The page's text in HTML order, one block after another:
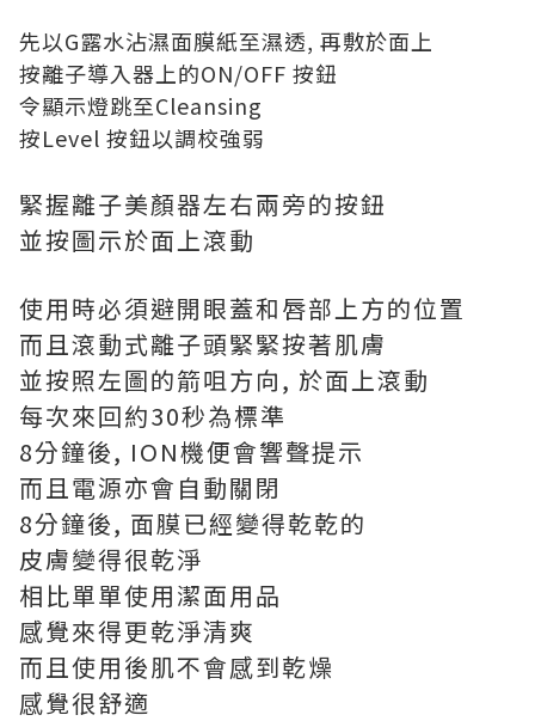
先以G露水沾濕面膜紙至濕透, 再敷於面上
按離子導入器上的ON/OFF 按鈕
令顯示燈跳至Cleansing
按Level 按鈕以調校強弱
緊握離子美顏器左右兩旁的按鈕
並按圖示於面上滾動
使用時必須避開眼蓋和唇部上方的位置
而且滾動式離子頭緊緊按著肌膚
並按照左圖的箭咀方向, 於面上滾動
每次來回約30秒為標準
8分鐘後, ION機便會響聲提示
而且電源亦會自動關閉
8分鐘後, 面膜已經變得乾乾的
皮膚變得很乾淨
相比單單使用潔面用品
感覺來得更乾淨清爽
而且使用後肌不會感到乾燥
感覺很舒適